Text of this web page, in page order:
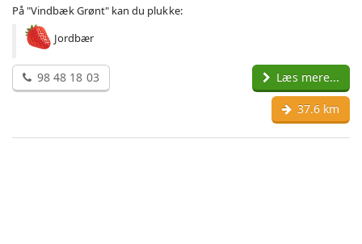
På "Vindbæk Grønt" kan du plukke:
Jordbær
98 48 18 03 Læs mere...
37.6 km